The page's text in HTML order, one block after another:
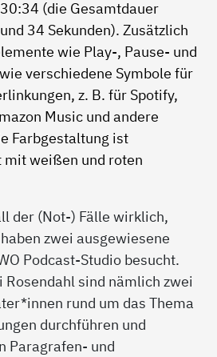
der (Not-) Fälle wirklich,
zwei ausgewiesene
Podcast-Studio besucht.
Rosendahl sind nämlich zwei
rund um das Thema
durchführen und
Paragrafen- und